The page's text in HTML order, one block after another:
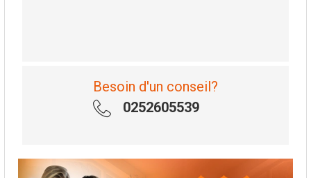
Besoin d'un conseil?
0252605539